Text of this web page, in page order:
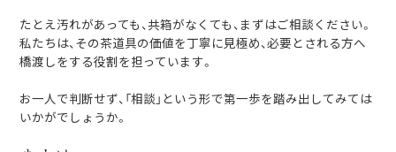
たとえ汚れがあっても、共箱がなくても、まずはご相談ください。
私たちは、その茶道具の価値を丁寧に見極め、必要とされる方へ
橋渡しをする役割を担っています。
お一人で判断せず、「相談」という形で第一歩を踏み出してみては
いかがでしょうか。